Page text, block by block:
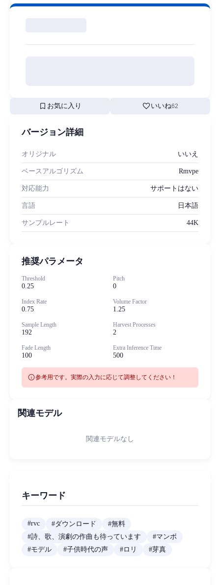
bookmark お気に入り favoriteいいね62
バージョン詳細
オリジナル いいえ
ベースアルゴリズム Rmvpe
対応能力 サポートはない
言語 日本語
サンプルレート 44K
推奨パラメータ
Threshold
0.25
Pitch
0
Index Rate
0.75
Volume Factor
1.25
Sample Length
192
Harvest Processes
2
Fade Length
100
Extra Inference Time
500
info参考用です。実際の入力に応じて調整してください！
関連モデル
関連モデルなし
キーワード
#rvc #ダウンロード #無料
#詩、歌、演劇の作曲も待っています #マンボ
#モデル #子供時代の声 #ロリ #芽真